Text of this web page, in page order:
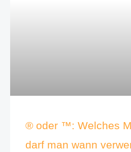
® oder ™: Welches
darf man wann